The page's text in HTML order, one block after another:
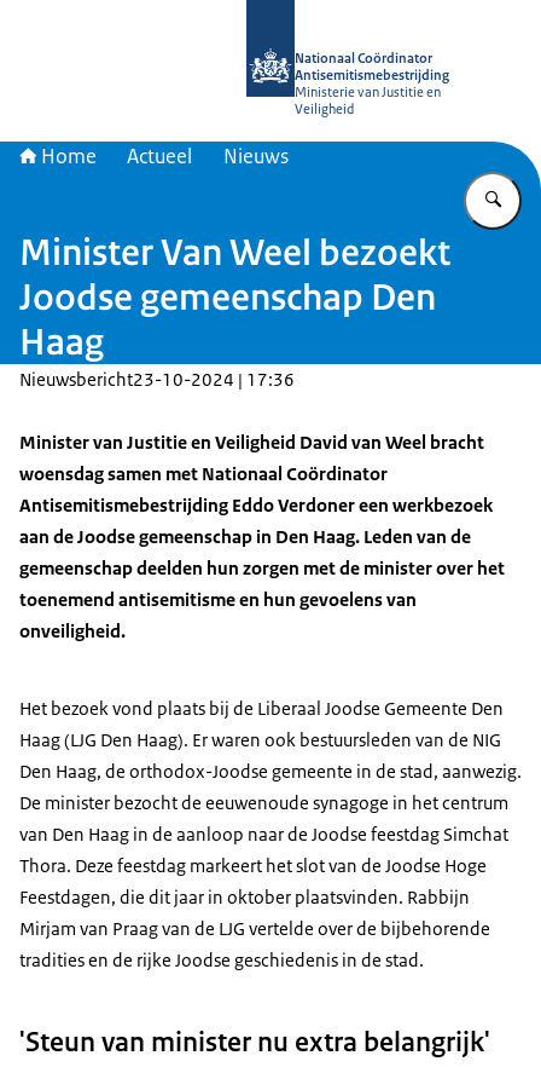
Nationaal Coördinator
Antisemitismebestrijding
Ministerie van Justitie en
Veiligheid
Home Actueel Nieuws
Minister Van Weel bezoekt
Joodse gemeenschap Den
Haag
Nieuwsbericht23-10-2024 | 17:36
Minister van Justitie en Veiligheid David van Weel bracht
woensdag samen met Nationaal Coördinator
Antisemitismebestrijding Eddo Verdoner een werkbezoek
aan de Joodse gemeenschap in Den Haag. Leden van de
gemeenschap deelden hun zorgen met de minister over het
toenemend antisemitisme en hun gevoelens van
onveiligheid.
Het bezoek vond plaats bij de Liberaal Joodse Gemeente Den
Haag (LJG Den Haag). Er waren ook bestuursleden van de NIG
Den Haag, de orthodox-Joodse gemeente in de stad, aanwezig.
De minister bezocht de eeuwenoude synagoge in het centrum
van Den Haag in de aanloop naar de Joodse feestdag Simchat
Thora. Deze feestdag markeert het slot van de Joodse Hoge
Feestdagen, die dit jaar in oktober plaatsvinden. Rabbijn
Mirjam van Praag van de LJG vertelde over de bijbehorende
tradities en de rijke Joodse geschiedenis in de stad.
'Steun van minister nu extra belangrijk'